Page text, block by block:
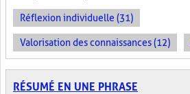
Réflexion individuelle (31)
Valorisation des connaissances (12)
RÉSUMÉ EN UNE PHRASE